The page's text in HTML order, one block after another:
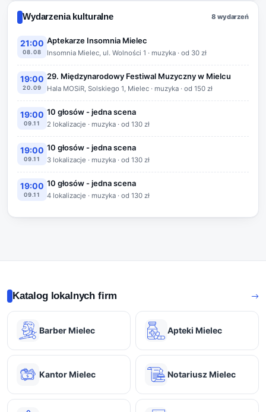
Wydarzenia kulturalne 8 wydarzeń
21:00
08.08
Aptekarze Insomnia Mielec
Insomnia Mielec, ul. Wolności 1 · muzyka · od 30 zł
19:00
20.09
29. Międzynarodowy Festiwal Muzyczny w Mielcu
Hala MOSiR, Solskiego 1, Mielec · muzyka · od 150 zł
19:00
09.11
10 głosów - jedna scena
2 lokalizacje · muzyka · od 130 zł
19:00
09.11
10 głosów - jedna scena
3 lokalizacje · muzyka · od 130 zł
19:00
09.11
10 głosów - jedna scena
4 lokalizacje · muzyka · od 130 zł
Katalog lokalnych firm
Barber Mielec Apteki Mielec
Kantor Mielec Notariusz Mielec